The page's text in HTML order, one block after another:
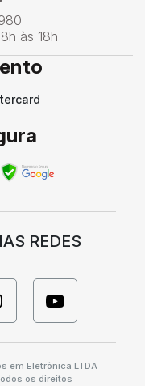
às 18h
REDES
em Eletrônica LTDA
os direitos